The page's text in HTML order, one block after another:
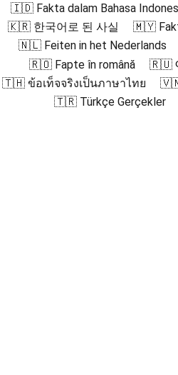
🇮🇩 Fakta dalam Bahasa
🇰🇷 한국어로 된 사실
🇲🇾
🇳🇱 Feiten in het Nederlands
🇷🇴 Fapte în română
🇷🇺
🇹🇭 ข้อเท็จจริงเป็นภาษาไทย
🇻🇳
🇹🇷 Türkçe Gerçekler